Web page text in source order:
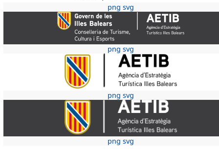
png svg
png svg
png svg
png svg